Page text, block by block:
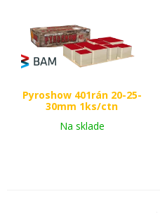
Pyroshow 401rán 20-25-
30mm 1ks/ctn
Na sklade